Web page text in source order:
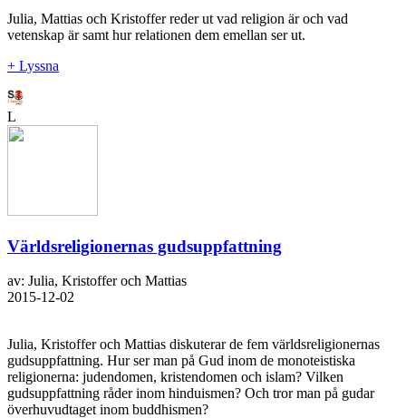
Julia, Mattias och Kristoffer reder ut vad religion är och vad
vetenskap är samt hur relationen dem emellan ser ut.
+ Lyssna
L
Världsreligionernas gudsuppfattning
av: Julia, Kristoffer och Mattias
2015-12-02
Julia, Kristoffer och Mattias diskuterar de fem världsreligionernas
gudsuppfattning. Hur ser man på Gud inom de monoteistiska
religionerna: judendomen, kristendomen och islam? Vilken
gudsuppfattning råder inom hinduismen? Och tror man på gudar
överhuvudtaget inom buddhismen?